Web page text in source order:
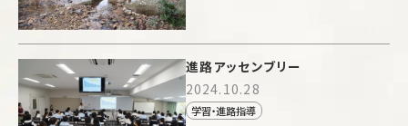
進路アッセンブリー
2024.10.28
学習・進路指導